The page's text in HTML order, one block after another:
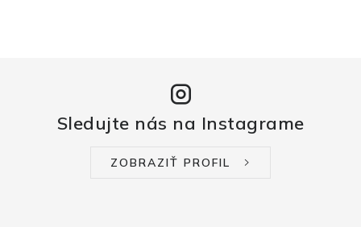
Sledujte nás na Instagrame
ZOBRAZIŤ PROFIL